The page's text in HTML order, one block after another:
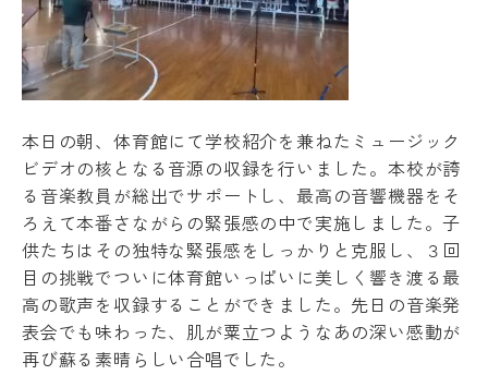
本日の朝、体育館にて学校紹介を兼ねたミュージック
ビデオの核となる音源の収録を行いました。本校が誇
る音楽教員が総出でサポートし、最高の音響機器をそ
ろえて本番さながらの緊張感の中で実施しました。子
供たちはその独特な緊張感をしっかりと克服し、３回
目の挑戦でついに体育館いっぱいに美しく響き渡る最
高の歌声を収録することができました。先日の音楽発
表会でも味わった、肌が粟立つようなあの深い感動が
再び蘇る素晴らしい合唱でした。